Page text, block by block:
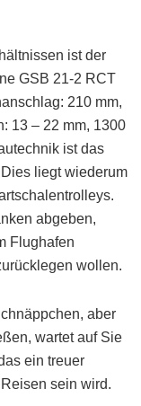
ist der
GSB 21-2 RCT
210 mm,
13 – 22 mm, 1300
ist das
liegt wiederum
abgeben,
Flughafen
wollen.
aber
wartet auf Sie
ein treuer
sein wird.